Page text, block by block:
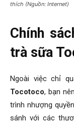
thích (Nguồn: Internet)
Chính
trà sữa
Ngoài việc chỉ
Tocotoco, bạn
trình nhượng
sánh với các